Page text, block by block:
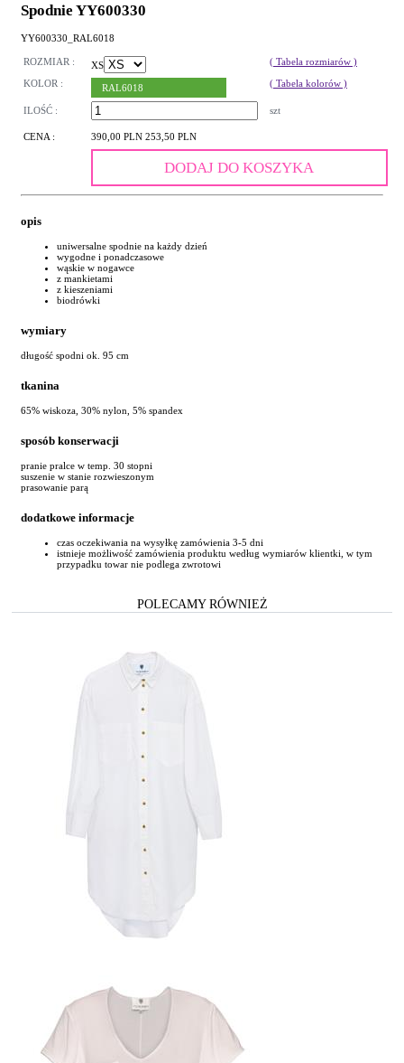
Spodnie YY600330
YY600330_RAL6018
ROZMIAR : XS
( Tabela rozmiarów )
KOLOR :
RAL6018 ( Tabela kolorów )
ILOŚĆ : szt
CENA : 390,00 PLN 253,50 PLN
DODAJ DO KOSZYKA
opis
uniwersalne spodnie na każdy dzień
wygodne i ponadczasowe
wąskie w nogawce
z mankietami
z kieszeniami
biodrówki
wymiary
długość spodni ok. 95 cm
tkanina
65% wiskoza, 30% nylon, 5% spandex
sposób konserwacji
pranie pralce w temp. 30 stopni
suszenie w stanie rozwieszonym
prasowanie parą
dodatkowe informacje
czas oczekiwania na wysyłkę zamówienia 3-5 dni
istnieje możliwość zamówienia produktu według wymiarów klientki, w tym
przypadku towar nie podlega zwrotowi
POLECAMY RÓWNIEŻ